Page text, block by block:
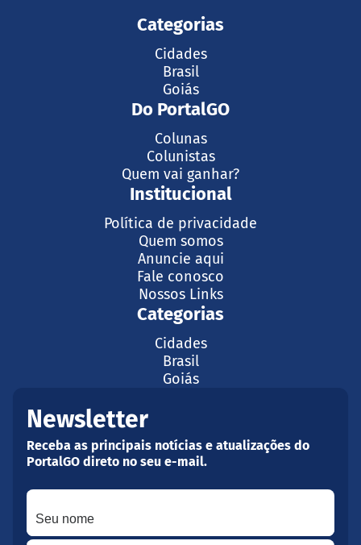
Categorias
Cidades
Brasil
Goiás
Do PortalGO
Colunas
Colunistas
Quem vai ganhar?
Institucional
Política de privacidade
Quem somos
Anuncie aqui
Fale conosco
Nossos Links
Categorias
Cidades
Brasil
Goiás
Newsletter
Receba as principais notícias e atualizações do
PortalGO direto no seu e-mail.
Seu nome